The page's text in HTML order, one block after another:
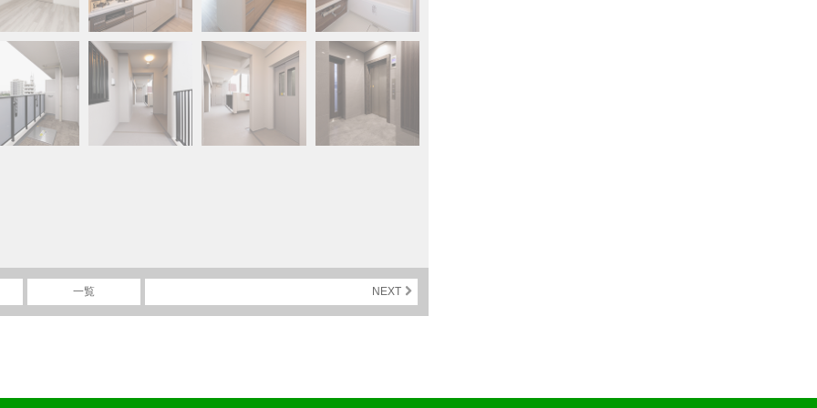
一覧 NEXT